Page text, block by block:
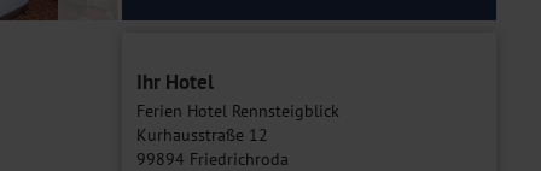
Ihr Hotel
Ferien Hotel Rennsteigblick
Kurhausstraße 12
99894 Friedrichroda